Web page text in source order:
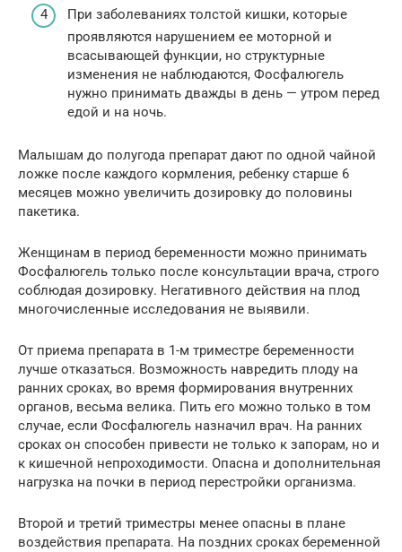
При заболеваниях толстой кишки, которые
проявляются нарушением ее моторной и
всасывающей функции, но структурные
изменения не наблюдаются, Фосфалюгель
нужно принимать дважды в день — утром перед
едой и на ночь.
Малышам до полугода препарат дают по одной чайной
ложке после каждого кормления, ребенку старше 6
месяцев можно увеличить дозировку до половины
пакетика.
Женщинам в период беременности можно принимать
Фосфалюгель только после консультации врача, строго
соблюдая дозировку. Негативного действия на плод
многочисленные исследования не выявили.
От приема препарата в 1-м триместре беременности
лучше отказаться. Возможность навредить плоду на
ранних сроках, во время формирования внутренних
органов, весьма велика. Пить его можно только в том
случае, если Фосфалюгель назначил врач. На ранних
сроках он способен привести не только к запорам, но и
к кишечной непроходимости. Опасна и дополнительная
нагрузка на почки в период перестройки организма.
Второй и третий триместры менее опасны в плане
воздействия препарата. На поздних сроках беременной